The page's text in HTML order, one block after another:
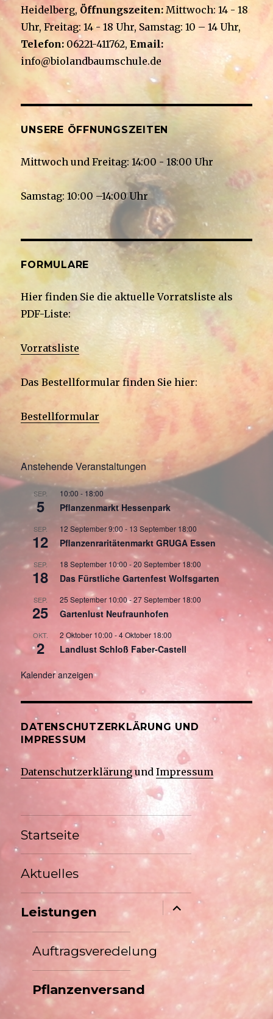
Heidelberg, Öffnungszeiten: Mittwoch: 14 - 18
Uhr, Freitag: 14 - 18 Uhr, Samstag: 10 – 14 Uhr,
Telefon: 06221-411762,Email:
info@biolandbaumschule.de
UNSERE ÖFFNUNGSZEITEN
Mittwoch und Freitag: 14:00 - 18:00 Uhr
Samstag: 10:00 –14:00 Uhr
FORMULARE
Hier finden Sie die aktuelle Vorratsliste als
PDF-Liste:
Vorratsliste
Das Bestellformular finden Sie hier:
Bestellformular
Anstehende Veranstaltungen
SEP.
5
10:00 - 18:00
Pflanzenmarkt Hessenpark
SEP.
12
12 September 9:00 - 13 September 18:00
Pflanzenraritätenmarkt GRUGA Essen
SEP.
18
18 September 10:00 -20 September 18:00
Das Fürstliche Gartenfest Wolfsgarten
SEP.
25
25 September 10:00-27 September 18:00
Gartenlust Neufraunhofen
OKT.
2
2 Oktober 10:00 -4 Oktober 18:00
Landlust Schloß Faber-Castell
Kalender anzeigen
DATENSCHUTZERKLÄRUNG UND
IMPRESSUM
Datenschutzerklärung undImpressum
Startseite
Aktuelles
Leistungen
Untermenü
anzeigen
Auftragsveredelung
Pflanzenversand